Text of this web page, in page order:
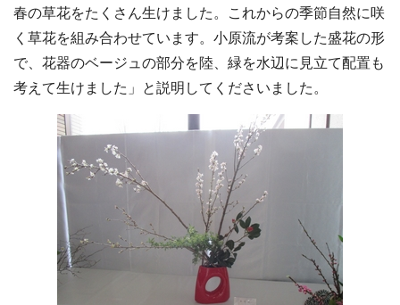
春の草花をたくさん生けました。これからの季節自然に咲
く草花を組み合わせています。小原流が考案した盛花の形
で、花器のベージュの部分を陸、緑を水辺に見立て配置も
考えて生けました」と説明してくださいました。